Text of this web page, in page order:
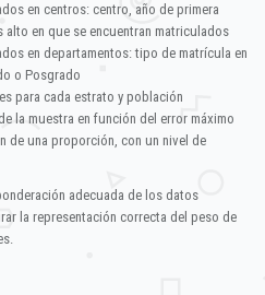
en centros: centro, año de primera
alto en que se encuentran matriculados
en departamentos: tipo de matrícula en
o Posgrado
para cada estrato y población
la muestra en función del error máximo
de una proporción, con un nivel de
adecuada de los datos
la representación correcta del peso de